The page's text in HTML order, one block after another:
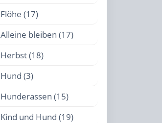
Flöhe (17)
Alleine bleiben (17)
Herbst (18)
Hund (3)
Hunderassen (15)
Kind und Hund (19)